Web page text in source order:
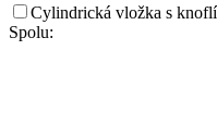
Cylindrická vložka s
Spolu: